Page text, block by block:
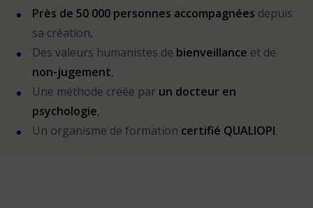
Près de 50 000 personnes accompagnées depuis
sa création,
Des valeurs humanistes de bienveillance et de
non-jugement,
Une méthode créée par un docteur en
psychologie,
Un organisme de formation certifié QUALIOPI.